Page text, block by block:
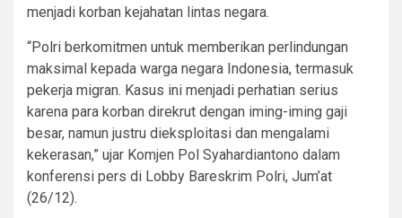
menjadi korban kejahatan lintas negara.
“Polri berkomitmen untuk memberikan perlindungan
maksimal kepada warga negara Indonesia, termasuk
pekerja migran. Kasus ini menjadi perhatian serius
karena para korban direkrut dengan iming-iming gaji
besar, namun justru dieksploitasi dan mengalami
kekerasan,” ujar Komjen Pol Syahardiantono dalam
konferensi pers di Lobby Bareskrim Polri, Jum’at
(26/12).